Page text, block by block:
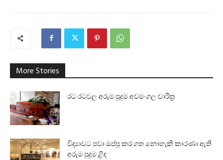
More Stories
රට රටවල අරුම පුදුම අවමංගල චාරිත්‍ර
විද්‍යාවට පවා ඔප්පු කර ගත නොහැකි කාරණා ඇති
අරුම පුදුම ළිඳ